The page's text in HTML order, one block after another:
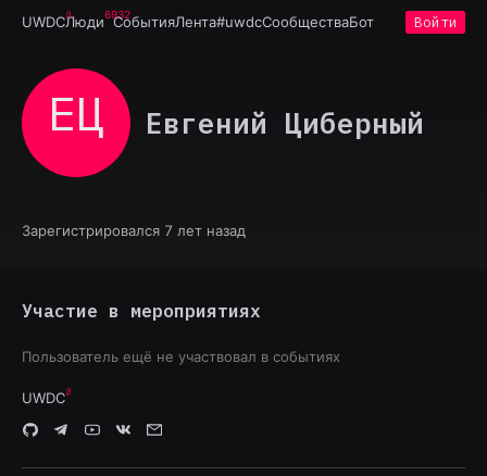
UWDCЛюди6932
СобытияЛента#uwdcСообществаБот Войти
ЕЦ Евгений Циберный
Зарегистрировался 7 лет назад
Участие в мероприятиях
Пользователь ещё не участвовал в событиях
UWDC